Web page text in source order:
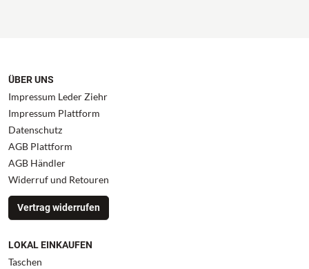
ÜBER UNS
Impressum Leder Ziehr
Impressum Plattform
Datenschutz
AGB Plattform
AGB Händler
Widerruf und Retouren
Vertrag widerrufen
LOKAL EINKAUFEN
Taschen